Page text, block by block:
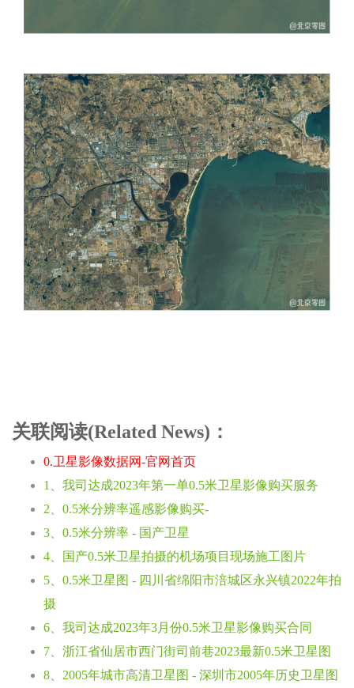
关联阅读(Related News)：
0.卫星影像数据网-官网首页
1、我司达成2023年第一单0.5米卫星影像购买服务
2、0.5米分辨率遥感影像购买-
3、0.5米分辨率 - 国产卫星
4、国产0.5米卫星拍摄的机场项目现场施工图片
5、0.5米卫星图 - 四川省绵阳市涪城区永兴镇2022年拍
摄
6、我司达成2023年3月份0.5米卫星影像购买合同
7、浙江省仙居市西门街司前巷2023最新0.5米卫星图
8、2005年城市高清卫星图 - 深圳市2005年历史卫星图